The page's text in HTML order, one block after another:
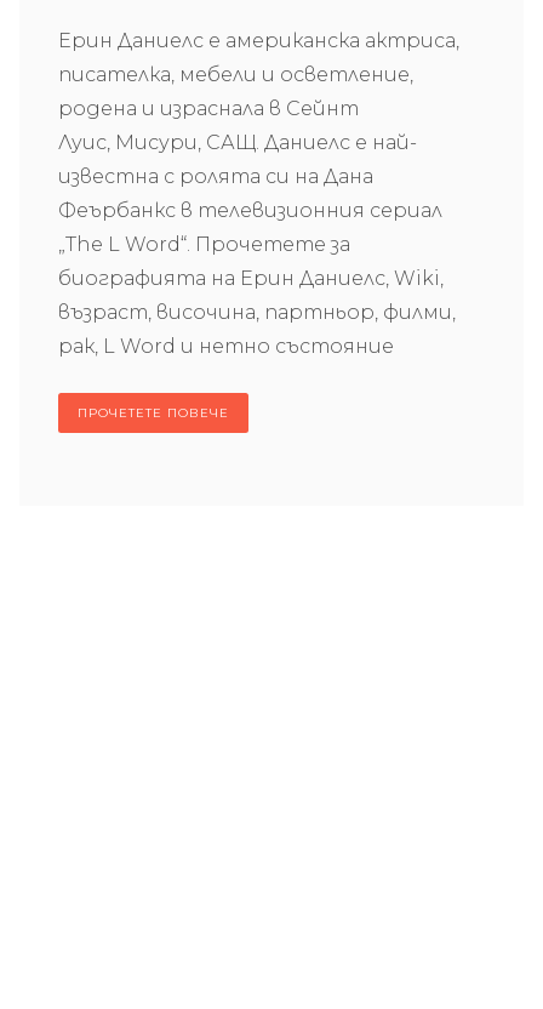
Ерин Даниелс е американска актриса,
писателка, мебели и осветление,
родена и израснала в Сейнт
Луис, Мисури, САЩ. Даниелс е най-
известна с ролята си на Дана
Феърбанкс в телевизионния сериал
„The L Word“. Прочетете за
биографията на Ерин Даниелс, Wiki,
възраст, височина, партньор, филми,
рак, L Word и нетно състояние
ПРОЧЕТЕТЕ ПОВЕЧЕ